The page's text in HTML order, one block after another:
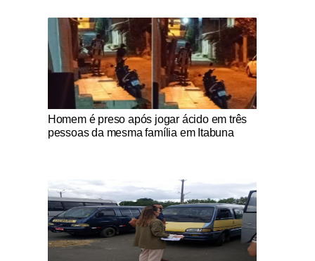
Notícias Católicas
Homem é preso após jogar ácido em três
pessoas da mesma família em Itabuna